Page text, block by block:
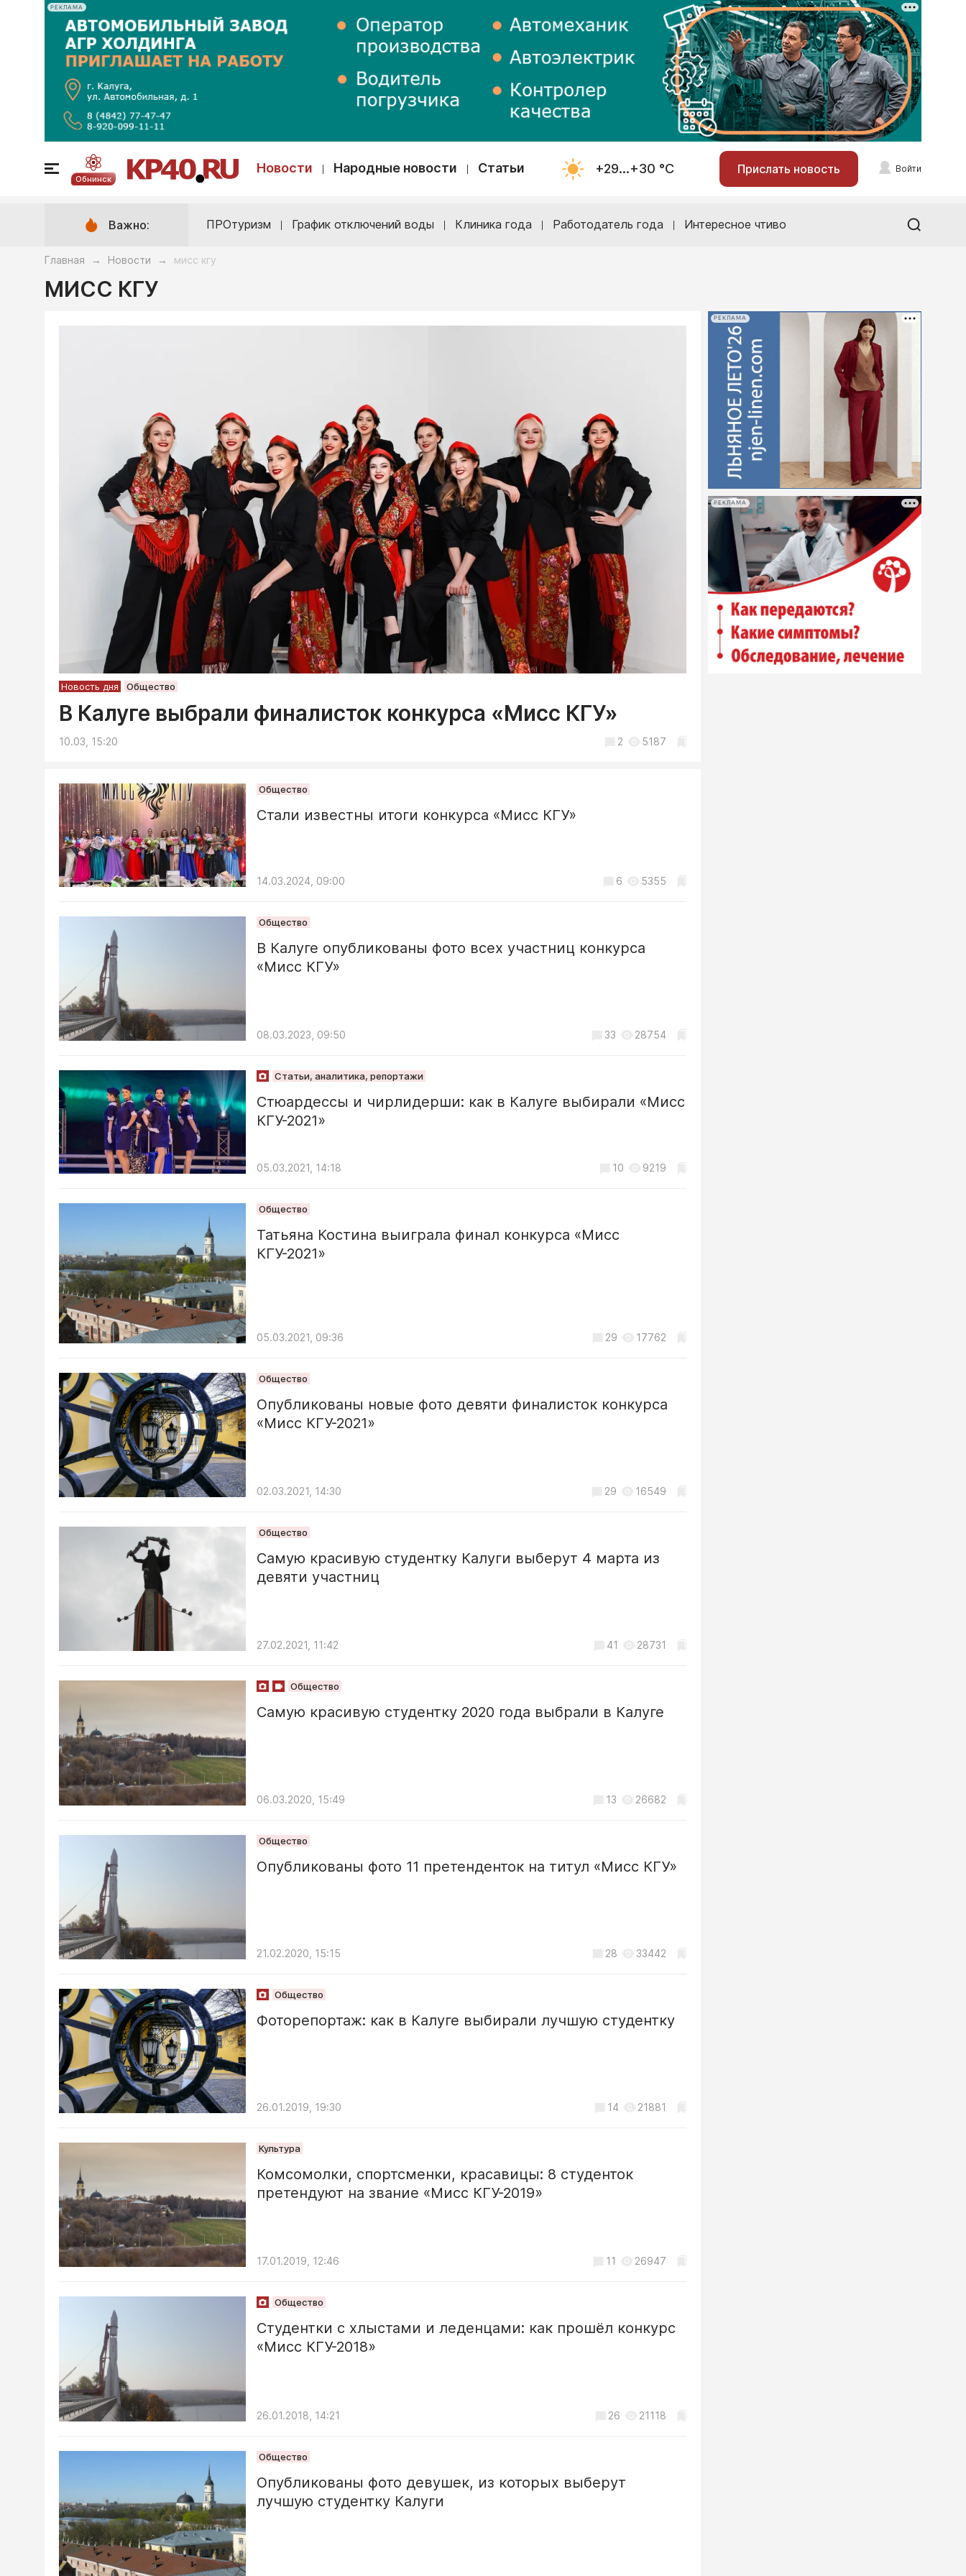
РЕКЛАМА
Обнинск
Новости Народные новости Статьи +29...+30 °С Прислать новость Войти
Важно: ПРОтуризм График отключений воды Клиника года Работодатель года Интересное чтиво
Главная → Новости → мисс кгу
МИСС КГУ
Новость дня Общество
В Калуге выбрали финалисток конкурса «Мисс КГУ»
10.03, 15:20 2 5187
Общество
Стали известны итоги конкурса «Мисс КГУ»
14.03.2024, 09:00 6 5355
Общество
В Калуге опубликованы фото всех участниц конкурса
«Мисс КГУ»
08.03.2023, 09:50 33 28754
Статьи, аналитика, репортажи
Стюардессы и чирлидерши: как в Калуге выбирали «Мисс
КГУ-2021»
05.03.2021, 14:18 10 9219
Общество
Татьяна Костина выиграла финал конкурса «Мисс
КГУ-2021»
05.03.2021, 09:36 29 17762
Общество
Опубликованы новые фото девяти финалисток конкурса
«Мисс КГУ-2021»
02.03.2021, 14:30 29 16549
Общество
Самую красивую студентку Калуги выберут 4 марта из
девяти участниц
27.02.2021, 11:42 41 28731
Общество
Самую красивую студентку 2020 года выбрали в Калуге
06.03.2020, 15:49 13 26682
Общество
Опубликованы фото 11 претенденток на титул «Мисс КГУ»
21.02.2020, 15:15 28 33442
Общество
Фоторепортаж: как в Калуге выбирали лучшую студентку
26.01.2019, 19:30 14 21881
Культура
Комсомолки, спортсменки, красавицы: 8 студенток
претендуют на звание «Мисс КГУ-2019»
17.01.2019, 12:46 11 26947
Общество
Студентки с хлыстами и леденцами: как прошёл конкурс
«Мисс КГУ-2018»
26.01.2018, 14:21 26 21118
Общество
Опубликованы фото девушек, из которых выберут
лучшую студентку Калуги
РЕКЛАМА
РЕКЛАМА